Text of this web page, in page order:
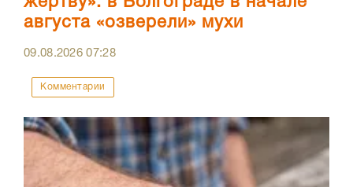
августа «озверели» мухи
09.08.202607:28
Комментарии